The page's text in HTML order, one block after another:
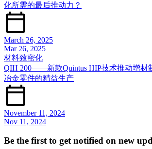
化所需的最后推动力？
March 26, 2025
Mar 26, 2025
材料致密化
QIH 200——新款Quintus HIP技术推动增材
冶金零件的精益生产
November 11, 2024
Nov 11, 2024
Be the first to get notified on new